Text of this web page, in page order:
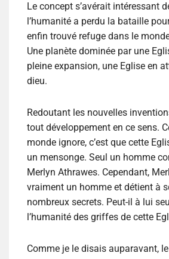
Le concept s’avérait intéressant
l’humanité a perdu la bataille
enfin trouvé refuge dans le
Une planète dominée par une
pleine expansion, une Eglise en
dieu.
Redoutant les nouvelles
tout développement en ce sens.
monde ignore, c’est que cette
un mensonge. Seul un homme
Merlyn Athrawes. Cependant,
vraiment un homme et détient à
nombreux secrets. Peut-il à lui
l’humanité des griffes de cette
Comme je le disais auparavant,